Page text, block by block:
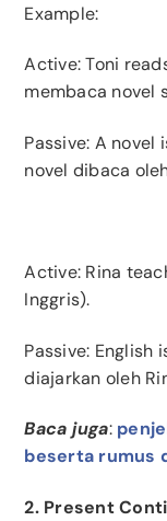
Example:
Active: Toni
membaca novel
Passive: A novel
novel dibaca
Active: Rina
Inggris).
Passive: English
diajarkan oleh
Baca juga:
beserta rumus
2. Present